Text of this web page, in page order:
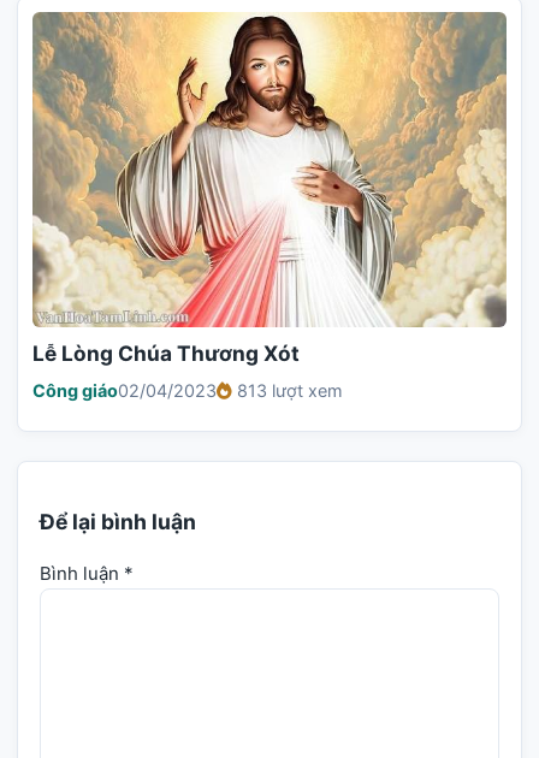
Lễ Lòng Chúa Thương Xót
Công giáo02/04/2023 813 lượt xem
Để lại bình luận
Bình luận *